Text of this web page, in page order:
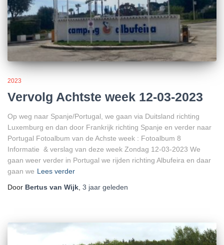
2023
Vervolg Achtste week 12-03-2023
Op weg naar Spanje/Portugal, we gaan via Duitsland richting
Luxemburg en dan door Frankrijk richting Spanje en verder naar
Portugal Fotoalbum van de Achste week : Fotoalbum 8
Informatie & verslag van deze week Zondag 12-03-2023 We
gaan weer verder in Portugal we rijden richting Albufeira en daar
gaan we Lees verder
Door Bertus van Wijk, 3 jaar geleden